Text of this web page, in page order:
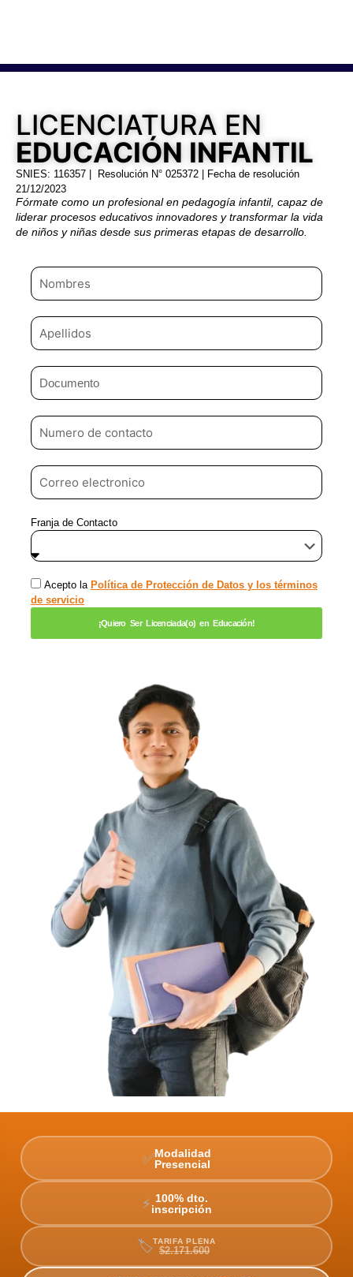
LICENCIATURA EN
EDUCACIÓN INFANTIL
SNIES: 116357 | Resolución N° 025372 | Fecha de resolución
21/12/2023
Fórmate como un profesional en pedagogía infantil, capaz de
liderar procesos educativos innovadores y transformar la vida
de niños y niñas desde sus primeras etapas de desarrollo.
Franja de Contacto
Acepto la Política de Protección de Datos y los términos
de servicio
¡Quiero Ser Licenciada(o) en Educación!
✅Modalidad
Presencial
⚡ 100% dto.
inscripción
🏷️TARIFA PLENA
$2.171.600